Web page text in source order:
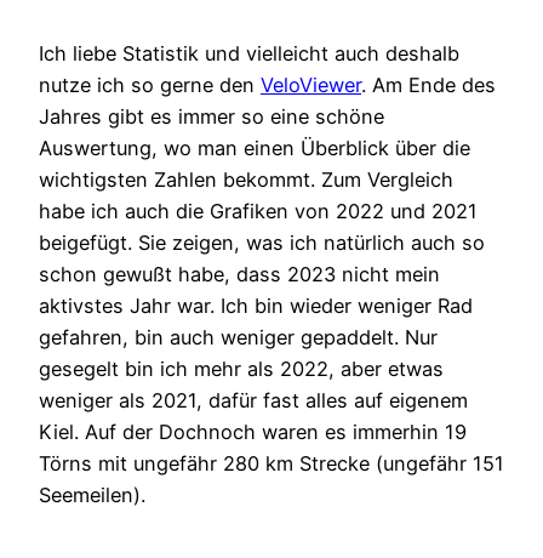
Ich liebe Statistik und vielleicht auch deshalb
nutze ich so gerne den VeloViewer. Am Ende des
Jahres gibt es immer so eine schöne
Auswertung, wo man einen Überblick über die
wichtigsten Zahlen bekommt. Zum Vergleich
habe ich auch die Grafiken von 2022 und 2021
beigefügt. Sie zeigen, was ich natürlich auch so
schon gewußt habe, dass 2023 nicht mein
aktivstes Jahr war. Ich bin wieder weniger Rad
gefahren, bin auch weniger gepaddelt. Nur
gesegelt bin ich mehr als 2022, aber etwas
weniger als 2021, dafür fast alles auf eigenem
Kiel. Auf der Dochnoch waren es immerhin 19
Törns mit ungefähr 280 km Strecke (ungefähr 151
Seemeilen).